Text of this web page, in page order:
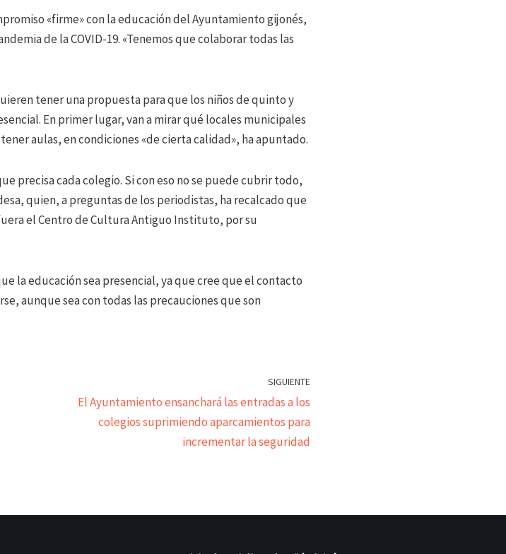
«firme» con la educación del Ayuntamiento gijonés,
de la COVID-19. «Tenemos que colaborar todas las
tener una propuesta para que los niños de quinto y
En primer lugar, van a mirar qué locales municipales
aulas, en condiciones «de cierta calidad», ha apuntado.
precisa cada colegio. Si con eso no se puede cubrir todo,
quien, a preguntas de los periodistas, ha recalcado que
el Centro de Cultura Antiguo Instituto, por su
la educación sea presencial, ya que cree que el contacto
aunque sea con todas las precauciones que son
SIGUIENTE
El Ayuntamiento ensanchará las entradas a los
colegios suprimiendo aparcamientos para
incrementar la seguridad